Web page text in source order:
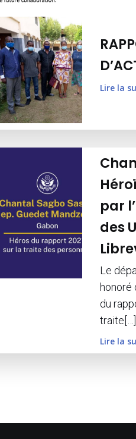
Lire la
par
des
Le
honoré
du
traite[…]
Lire la